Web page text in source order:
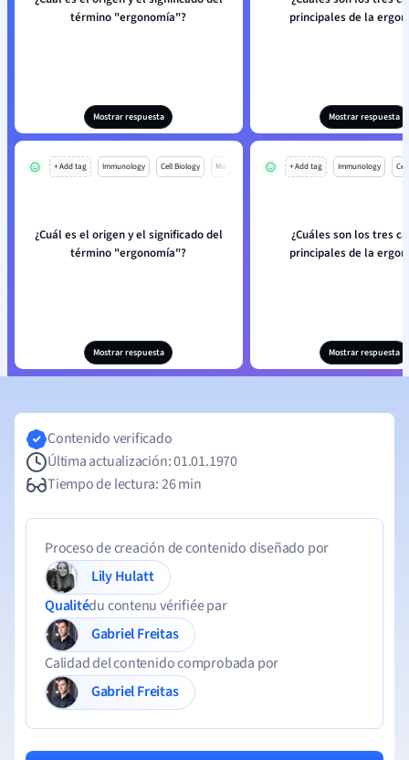
término "ergonomía"?
Mostrar respuesta
principales de la
Mostrar respuesta
+ Add tag Immunology Cell Biology Mo
¿Cuál es el origen y el significado del
término "ergonomía"?
Mostrar respuesta
+ Add tag Immunology
¿Cuáles son los tres
principales de la
Mostrar respuesta
Contenido verificado
Última actualización: 01.01.1970
Tiempo de lectura: 26 min
Proceso de creación de contenido diseñado por
Lily Hulatt
Qualitédu contenu vérifiée par
Gabriel Freitas
Calidad del contenido comprobada por
Gabriel Freitas